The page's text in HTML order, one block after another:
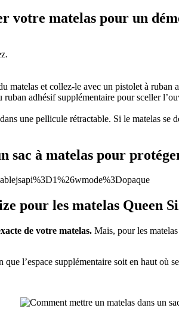
votre matelas pour un
matelas et collez-le avec un pistolet à ruban
adhésif supplémentaire pour sceller
une pellicule rétractable. Si le matelas se
sac à matelas pour
pour les matelas Queen
de votre matelas. Mais, pour les
l’espace supplémentaire soit en haut où